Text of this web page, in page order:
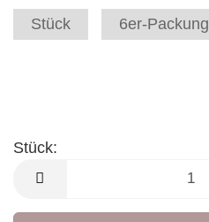
Stück
6er-Packung
Stück:
Stück